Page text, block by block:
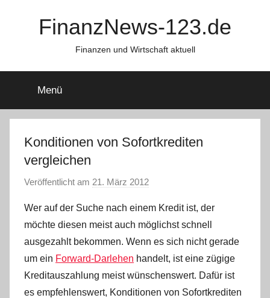
FinanzNews-123.de
Finanzen und Wirtschaft aktuell
Menü
Konditionen von Sofortkrediten
vergleichen
Veröffentlicht am 21. März 2012
n
a
d
m
i
n
Wer auf der Suche nach einem Kredit ist, der
möchte diesen meist auch möglichst schnell
ausgezahlt bekommen. Wenn es sich nicht gerade
um ein Forward-Darlehen handelt, ist eine zügige
Kreditauszahlung meist wünschenswert. Dafür ist
es empfehlenswert, Konditionen von Sofortkrediten